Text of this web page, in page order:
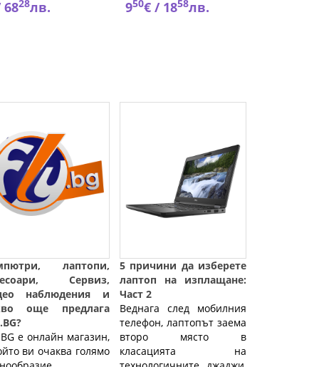
6828лв. 950€ / 1858лв.
лаптопи,
Сервиз,
наблюдения и
още предлага
е онлайн магазин,
ви очаква голямо
5 причини да изберете
лаптоп на изплащане:
Част 2
Веднага след мобилния
телефон, лаптопът заема
второ място в
класацията на